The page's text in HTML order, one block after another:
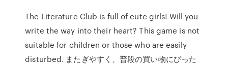
The Literature Club is full of cute girls! Will you
write the way into their heart? This game is not
suitable for children or those who are easily
disturbed. またぎやすく、普段の買い物にぴった